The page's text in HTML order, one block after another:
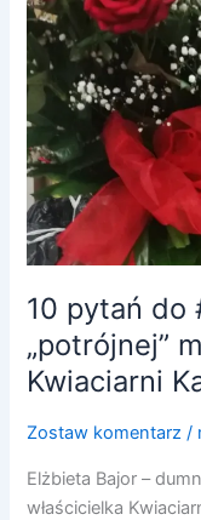
10 pytań do
„potrójnej”
Kwiaciarni
Zostaw komentarz /
Elżbieta Bajor –
właścicielka
Bajor,
„potrójnej”
mamy,
właścicielki
Kwiaciarni
Kamelia